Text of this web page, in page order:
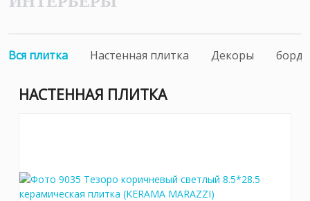
Вся плитка Настенная плитка Декоры
НАСТЕННАЯ ПЛИТКА